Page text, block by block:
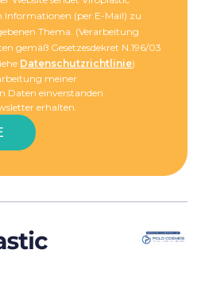
Informationen (per E-Mail) zu
Thema. (Verarbeitung
gemäß Gesetzesdekret N.196/03
Datenschutzrichtlinie)
meiner
Daten einverstanden.
erhalten.